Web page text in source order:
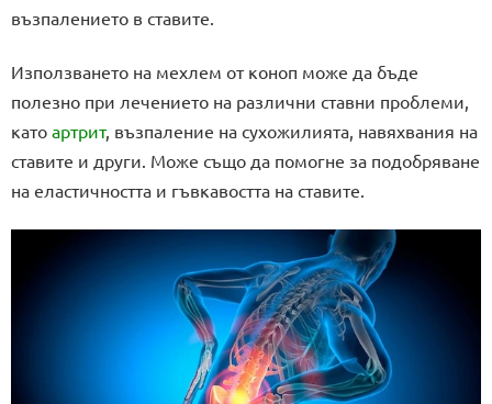
възпалението в ставите.
Използването на мехлем от коноп може да бъде
полезно при лечението на различни ставни проблеми,
като артрит, възпаление на сухожилията, навяхвания на
ставите и други. Може също да помогне за подобряване
на еластичността и гъвкавостта на ставите.